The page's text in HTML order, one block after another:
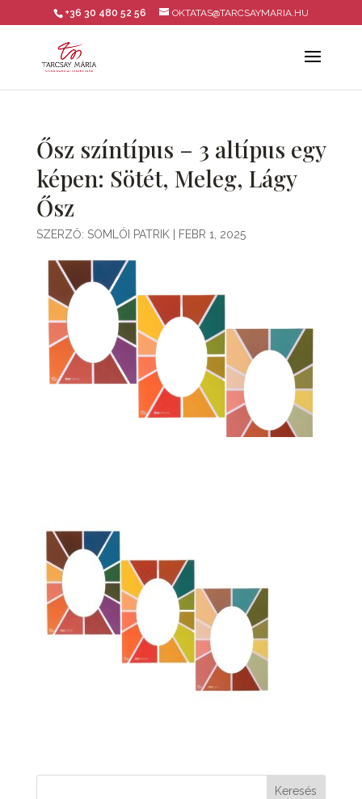
+36 30 480 52 56 OKTATAS@TARCSAYMARIA.HU
Ősz színtípus – 3 altípus egy
képen: Sötét, Meleg, Lágy
Ősz
SZERZŐ: SOMLÓI PATRIK| FEBR 1, 2025